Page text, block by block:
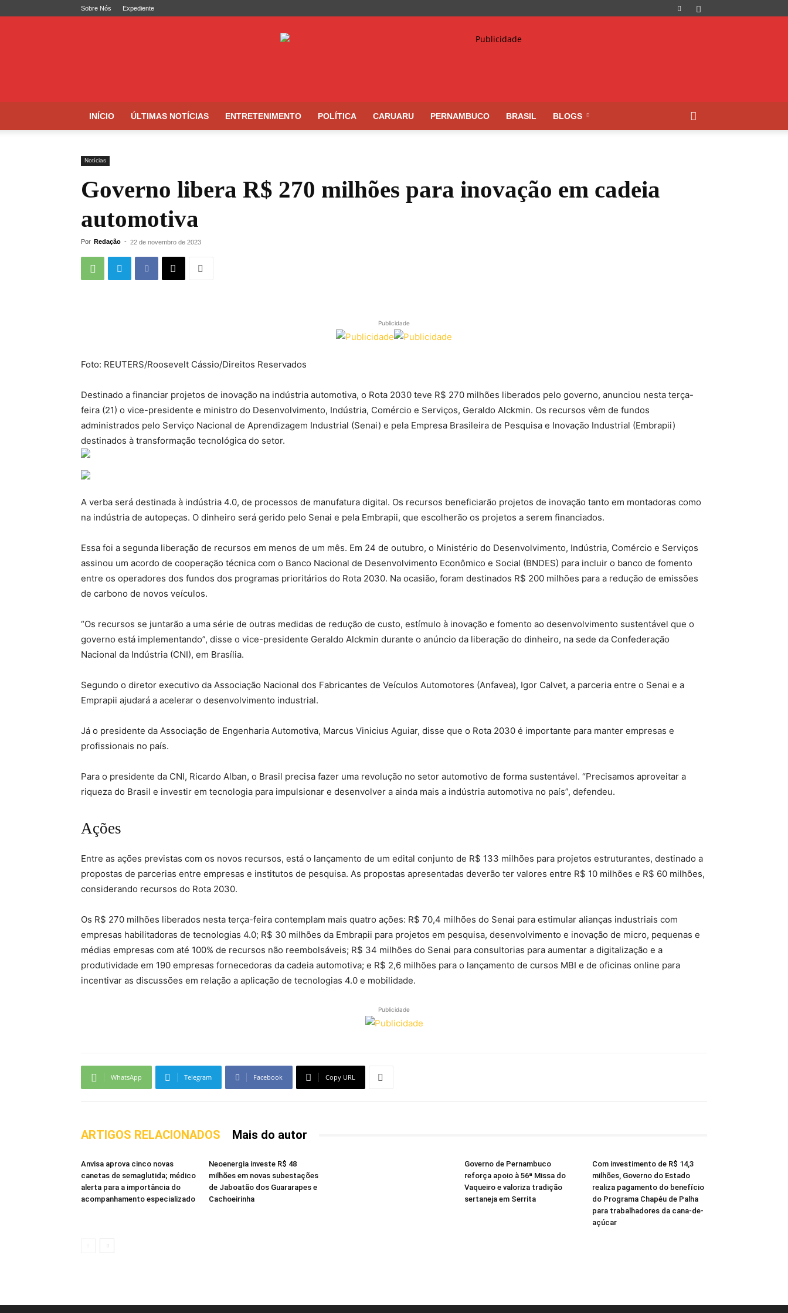
Sobre Nós Expediente
INÍCIO ÚLTIMAS NOTÍCIAS ENTRETENIMENTO POLÍTICA CARUARU PERNAMBUCO BRASIL BLOGS
Notícias
Governo libera R$ 270 milhões para inovação em cadeia
automotiva
Por Redação - 22 de novembro de 2023
Publicidade
Foto: REUTERS/Roosevelt Cássio/Direitos Reservados
Destinado a financiar projetos de inovação na indústria automotiva, o Rota 2030 teve R$ 270 milhões liberados pelo governo, anunciou nesta terça-
feira (21) o vice-presidente e ministro do Desenvolvimento, Indústria, Comércio e Serviços, Geraldo Alckmin. Os recursos vêm de fundos
administrados pelo Serviço Nacional de Aprendizagem Industrial (Senai) e pela Empresa Brasileira de Pesquisa e Inovação Industrial (Embrapii)
destinados à transformação tecnológica do setor.
A verba será destinada à indústria 4.0, de processos de manufatura digital. Os recursos beneficiarão projetos de inovação tanto em montadoras como
na indústria de autopeças. O dinheiro será gerido pelo Senai e pela Embrapii, que escolherão os projetos a serem financiados.
Essa foi a segunda liberação de recursos em menos de um mês. Em 24 de outubro, o Ministério do Desenvolvimento, Indústria, Comércio e Serviços
assinou um acordo de cooperação técnica com o Banco Nacional de Desenvolvimento Econômico e Social (BNDES) para incluir o banco de fomento
entre os operadores dos fundos dos programas prioritários do Rota 2030. Na ocasião, foram destinados R$ 200 milhões para a redução de emissões
de carbono de novos veículos.
“Os recursos se juntarão a uma série de outras medidas de redução de custo, estímulo à inovação e fomento ao desenvolvimento sustentável que o
governo está implementando”, disse o vice-presidente Geraldo Alckmin durante o anúncio da liberação do dinheiro, na sede da Confederação
Nacional da Indústria (CNI), em Brasília.
Segundo o diretor executivo da Associação Nacional dos Fabricantes de Veículos Automotores (Anfavea), Igor Calvet, a parceria entre o Senai e a
Emprapii ajudará a acelerar o desenvolvimento industrial.
Já o presidente da Associação de Engenharia Automotiva, Marcus Vinicius Aguiar, disse que o Rota 2030 é importante para manter empresas e
profissionais no país.
Para o presidente da CNI, Ricardo Alban, o Brasil precisa fazer uma revolução no setor automotivo de forma sustentável. “Precisamos aproveitar a
riqueza do Brasil e investir em tecnologia para impulsionar e desenvolver a ainda mais a indústria automotiva no país”, defendeu.
Ações
Entre as ações previstas com os novos recursos, está o lançamento de um edital conjunto de R$ 133 milhões para projetos estruturantes, destinado a
propostas de parcerias entre empresas e institutos de pesquisa. As propostas apresentadas deverão ter valores entre R$ 10 milhões e R$ 60 milhões,
considerando recursos do Rota 2030.
Os R$ 270 milhões liberados nesta terça-feira contemplam mais quatro ações: R$ 70,4 milhões do Senai para estimular alianças industriais com
empresas habilitadoras de tecnologias 4.0; R$ 30 milhões da Embrapii para projetos em pesquisa, desenvolvimento e inovação de micro, pequenas e
médias empresas com até 100% de recursos não reembolsáveis; R$ 34 milhões do Senai para consultorias para aumentar a digitalização e a
produtividade em 190 empresas fornecedoras da cadeia automotiva; e R$ 2,6 milhões para o lançamento de cursos MBI e de oficinas online para
incentivar as discussões em relação a aplicação de tecnologias 4.0 e mobilidade.
Publicidade
WhatsApp Telegram Facebook Copy URL
ARTIGOS RELACIONADOS Mais do autor
Anvisa aprova cinco novas
canetas de semaglutida; médico
alerta para a importância do
acompanhamento especializado
Neoenergia investe R$ 48
milhões em novas subestações
de Jaboatão dos Guararapes e
Cachoeirinha
Governo de Pernambuco
reforça apoio à 56ª Missa do
Vaqueiro e valoriza tradição
sertaneja em Serrita
Com investimento de R$ 14,3
milhões, Governo do Estado
realiza pagamento do benefício
do Programa Chapéu de Palha
para trabalhadores da cana-de-
açúcar